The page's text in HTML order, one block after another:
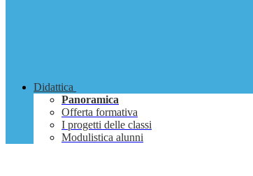
Didattica
Panoramica
Offerta formativa
I progetti delle classi
Modulistica alunni